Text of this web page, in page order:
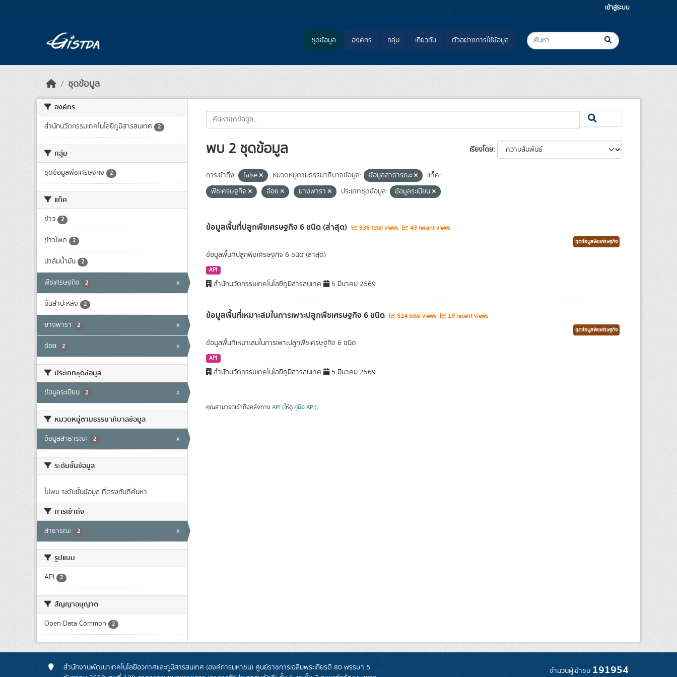
เข้าสู่ระบบ
ชุดข้อมูล องค์กร กลุ่ม เกี่ยวกับ ตัวอย่างการใช้ข้อมูล
ชุดข้อมูล
องค์กร
สำนักนวัตกรรมเทคโนโลยีภูมิสารสนเทศ 2
กลุ่ม
ชุดข้อมูลพืชเศรษฐกิจ 2
แท็ค
ข้าว 2
ข้าวโพด 2
ปาล์มน้ำมัน 2
พืชเศรษฐกิจ 2 x
มันสำปะหลัง 2
ยางพารา 2 x
อ้อย 2 x
ประเภทชุดข้อมูล
ข้อมูลระเบียน 2 x
หมวดหมู่ตามธรรมาภิบาลข้อมูล
ข้อมูลสาธารณะ 2 x
ระดับชั้นข้อมูล
ไม่พบ ระดับชั้นข้อมูล ที่ตรงกับที่ค้นหา
การเข้าถึง
สาธารณะ 2 x
รูปแบบ
API 2
สัญญาอนุญาต
Open Data Common 2
เรียงโดย
พบ 2 ชุดข้อมูล
การเข้าถึง: false หมวดหมู่ตามธรรมาภิบาลข้อมูล: ข้อมูลสาธารณะ
แท็ค:
พืชเศรษฐกิจ
อ้อย ยางพารา ประเภทชุดข้อมูล: ข้อมูลระเบียน
ข้อมูลพื้นที่ปลูกพืชเศรษฐกิจ 6 ชนิด (ล่าสุด) 936 total views 43 recent views
ชุดข้อมูลพืชเศรษฐกิจ
ข้อมูลพื้นที่ปลูกพืชเศรษฐกิจ 6 ชนิด (ล่าสุด)
API
สำนักนวัตกรรมเทคโนโลยีภูมิสารสนเทศ 5 มีนาคม 2569
ข้อมูลพื้นที่เหมาะสมในการเพาะปลูกพืชเศรษฐกิจ 6 ชนิด 524 total views 19 recent views
ชุดข้อมูลพืชเศรษฐกิจ
ข้อมูลพื้นที่เหมาะสมในการเพาะปลูกพืชเศรษฐกิจ 6 ชนิด
API
สำนักนวัตกรรมเทคโนโลยีภูมิสารสนเทศ 5 มีนาคม 2569
คุณสามารถเข้าถึงคลังทาง API (ให้ดู คู่มือ API).
สำนักงานพัฒนาเทคโนโลยีอวกาศและภูมิสารสนเทศ (องค์การมหาชน) ศูนย์ราชการเฉลิมพระเกียรติ 80 พรรษา 5
จำนวนผู้เข้าชม 191954